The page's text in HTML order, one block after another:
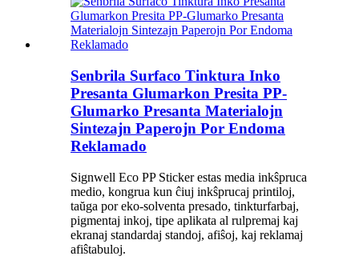
Senbrila Surfaco Tinktura Inko
Presanta Glumarkon Presita PP-
Glumarko Presanta Materialojn
Sintezajn Paperojn Por Endoma
Reklamado
Signwell Eco PP Sticker estas media inkŝpruca
medio, kongrua kun ĉiuj inkŝprucaj printiloj,
taŭga por eko-solventa presado, tinkturfarbaj,
pigmentaj inkoj, tipe aplikata al rulpremaj kaj
ekranaj standardaj standoj, afiŝoj, kaj reklamaj
afiŝtabuloj.